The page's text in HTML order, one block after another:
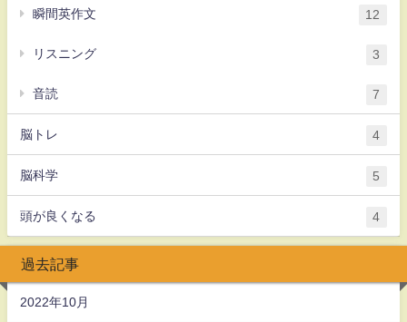
瞬間英作文 12
リスニング 3
音読 7
脳トレ 4
脳科学 5
頭が良くなる 4
過去記事
2022年10月